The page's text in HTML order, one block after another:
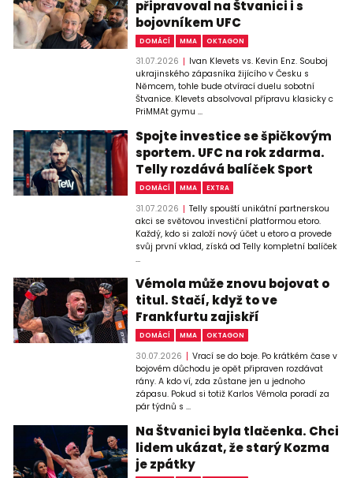
připravoval na Štvanici i s
bojovníkem UFC
DOMÁCÍ MMA OKTAGON
31.07.2026
Ivan Klevets vs. Kevin Enz. Souboj
ukrajinského zápasníka žijícího v Česku s
Němcem, tohle bude otvírací duelu sobotní
Štvanice. Klevets absolvoval přípravu klasicky c
PriMMAt gymu ...
Spojte investice se špičkovým
sportem. UFC na rok zdarma.
Telly rozdává balíček Sport
DOMÁCÍ MMA EXTRA
31.07.2026
Telly spouští unikátní partnerskou
akci se světovou investiční platformou etoro.
Každý, kdo si založí nový účet u etoro a provede
svůj první vklad, získá od Telly kompletní balíček
...
Vémola může znovu bojovat o
titul. Stačí, když to ve
Frankfurtu zajiskří
DOMÁCÍ MMA OKTAGON
30.07.2026
Vrací se do boje. Po krátkém čase v
bojovém důchodu je opět připraven rozdávat
rány. A kdo ví, zda zůstane jen u jednoho
zápasu. Pokud si totiž Karlos Vémola poradí za
pár týdnů s ...
Na Štvanici byla tlačenka. Chci
lidem ukázat, že starý Kozma
je zpátky